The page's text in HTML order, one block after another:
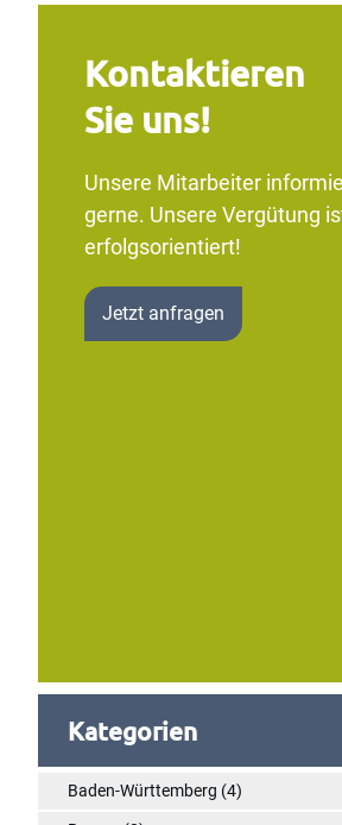
Kontaktieren
Sie uns!
Unsere Mitarbeiter
gerne. Unsere Vergütung
erfolgsorientiert!
Jetzt anfragen
Kategorien
Baden-Württemberg (4)